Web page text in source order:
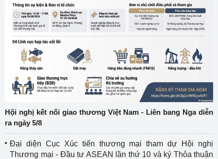
Hội nghị kết nối giao thương Việt Nam - Liên bang Nga diễn
ra ngày 5/8
Đại diện Cục Xúc tiến thương mại tham dự Hội nghị
Thương mại - Đầu tư ASEAN lần thứ 10 và ký Thỏa thuận